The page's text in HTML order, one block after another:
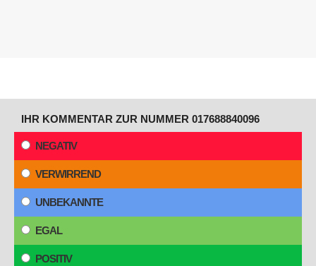
IHR KOMMENTAR ZUR NUMMER 017688840096
NEGATIV
VERWIRREND
UNBEKANNTE
EGAL
POSITIV